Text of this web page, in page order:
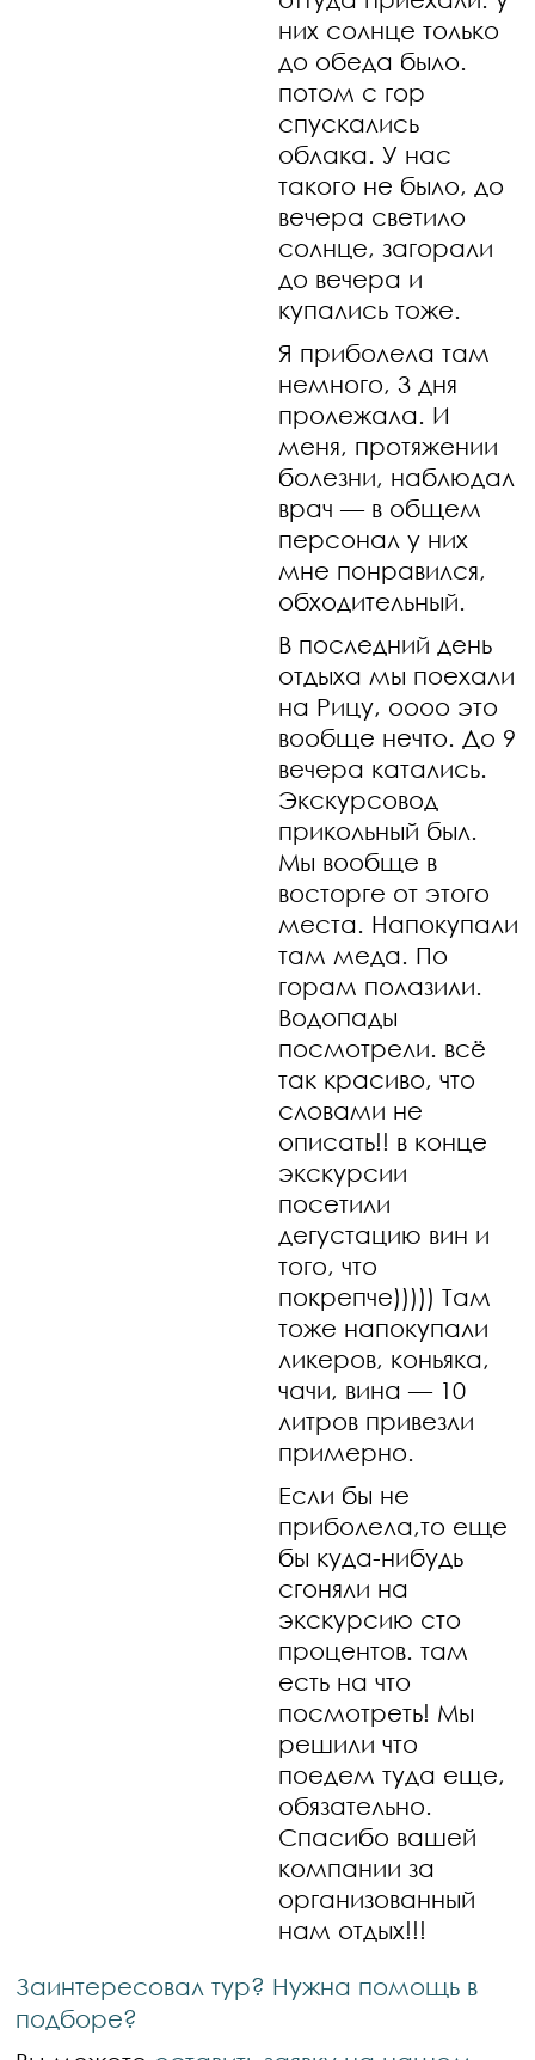
них солнце только
до обеда было.
потом с гор
спускались
облака. У нас
такого не было, до
вечера светило
солнце, загорали
до вечера и
купались тоже.
Я приболела там
немного, 3 дня
пролежала. И
меня, протяжении
болезни, наблюдал
врач — в общем
персонал у них
мне понравился,
обходительный.
В последний день
отдыха мы поехали
на Рицу, оооо это
вообще нечто. До 9
вечера катались.
Экскурсовод
прикольный был.
Мы вообще в
восторге от этого
места. Напокупали
там меда. По
горам полазили.
Водопады
посмотрели. всё
так красиво, что
словами не
описать!! в конце
экскурсии
посетили
дегустацию вин и
того, что
покрепче))))) Там
тоже напокупали
ликеров, коньяка,
чачи, вина — 10
литров привезли
примерно.
Если бы не
приболела,то еще
бы куда-нибудь
сгоняли на
экскурсию сто
процентов. там
есть на что
посмотреть! Мы
решили что
поедем туда еще,
обязательно.
Спасибо вашей
компании за
организованный
нам отдых!!!
Заинтересовал тур? Нужна помощь в
подборе?